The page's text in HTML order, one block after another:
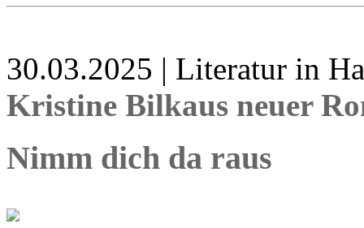
30.03.2025 | Literatur in
Kristine Bilkaus neuer
Nimm dich da raus